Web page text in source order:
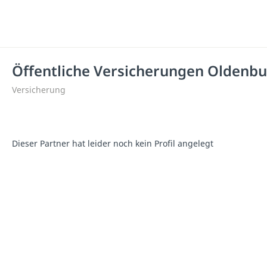
Öffentliche Versicherungen
Versicherung
Dieser Partner hat leider noch kein Profil angelegt